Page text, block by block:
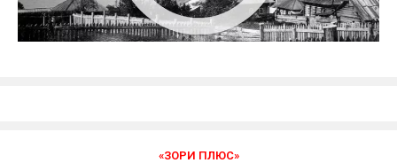
«ЗОРИ ПЛЮС»